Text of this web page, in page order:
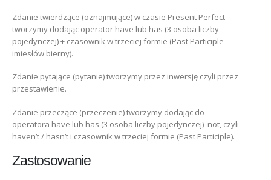
Zdanie twierdzące (oznajmujące) w czasie Present Perfect
tworzymy dodając operator have lub has (3 osoba liczby
pojedynczej) + czasownik w trzeciej formie (Past Participle –
imiesłów bierny).
Zdanie pytające (pytanie) tworzymy przez inwersję czyli przez
przestawienie.
Zdanie przeczące (przeczenie) tworzymy dodając do
operatora have lub has (3 osoba liczby pojedynczej) not, czyli
haven’t / hasn’t i czasownik w trzeciej formie (Past Participle).
Zastosowanie